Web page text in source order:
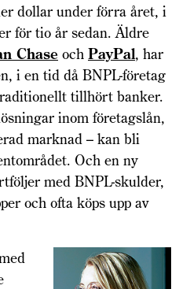
dollar under förra året, i
för tio år sedan. Äldre
Chase och PayPal, har
i en tid då BNPL-företag
tillhört banker.
inom företagslån,
marknad – kan bli
Och en ny
med BNPL-skulder,
och ofta köps upp av